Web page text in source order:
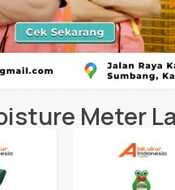
Meter